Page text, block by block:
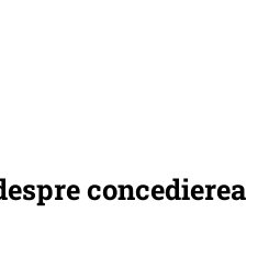
concedierea